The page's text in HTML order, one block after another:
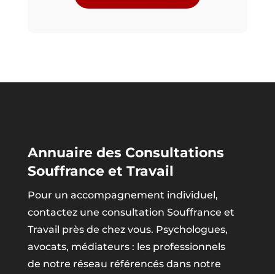
Annuaire des Consultations
Souffrance et Travail
Pour un accompagnement individuel,
contactez une consultation Souffrance et
Travail près de chez vous. Psychologues,
avocats, médiateurs : les professionnels
de notre réseau référencés dans notre